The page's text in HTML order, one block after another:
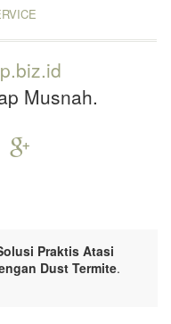
Musnah.
Praktis Atasi
Dust Termite.